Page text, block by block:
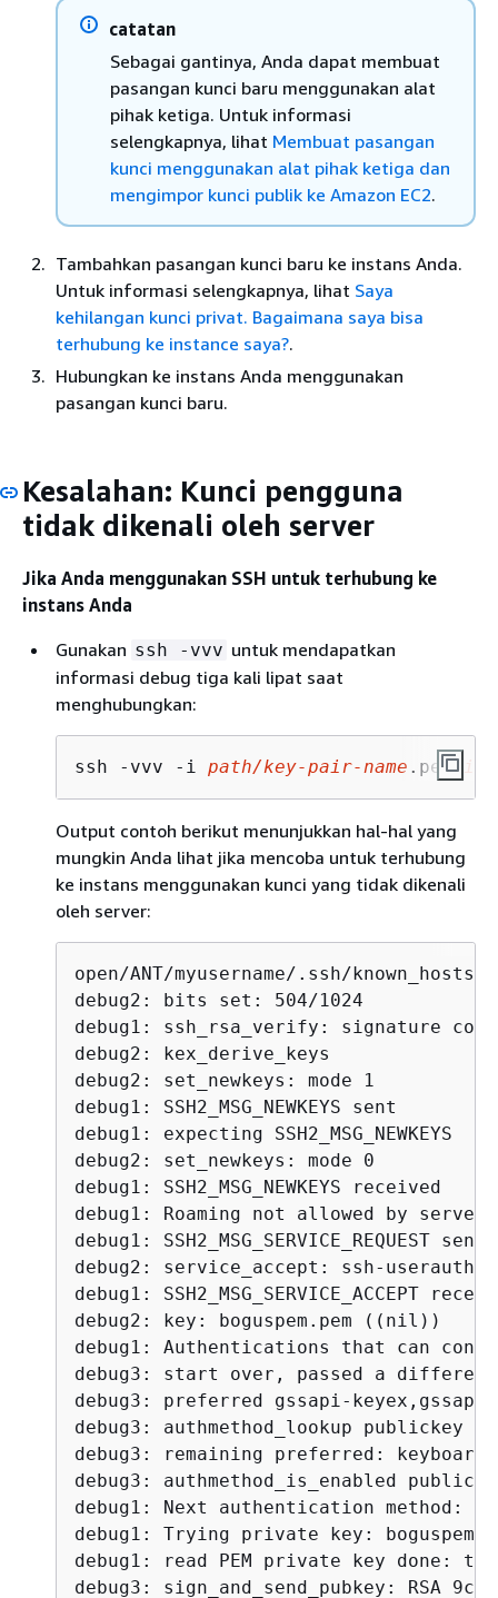
catatan
Sebagai gantinya, Anda dapat membuat
pasangan kunci baru menggunakan alat
pihak ketiga. Untuk informasi
selengkapnya, lihat Membuat pasangan
kunci menggunakan alat pihak ketiga dan
mengimpor kunci publik ke Amazon EC2.
Tambahkan pasangan kunci baru ke instans Anda.
Untuk informasi selengkapnya, lihat Saya
kehilangan kunci privat. Bagaimana saya bisa
terhubung ke instance saya?.
Hubungkan ke instans Anda menggunakan
pasangan kunci baru.
Kesalahan: Kunci pengguna
tidak dikenali oleh server
Jika Anda menggunakan SSH untuk terhubung ke
instans Anda
Gunakan ssh -vvv untuk mendapatkan
informasi debug tiga kali lipat saat
menghubungkan:
ssh -vvv -i path/key-pair-name .pem
Output contoh berikut menunjukkan hal-hal yang
mungkin Anda lihat jika mencoba untuk terhubung
ke instans menggunakan kunci yang tidak dikenali
oleh server:
open/ANT/myusername/.ssh/known_hosts).
debug2: bits set: 504/1024
debug1: ssh_rsa_verify: signature
debug2: kex_derive_keys
debug2: set_newkeys: mode 1
debug1: SSH2_MSG_NEWKEYS sent
debug1: expecting SSH2_MSG_NEWKEYS
debug2: set_newkeys: mode 0
debug1: SSH2_MSG_NEWKEYS received
debug1: Roaming not allowed by server
debug1: SSH2_MSG_SERVICE_REQUEST sent
debug2: service_accept: ssh-userauth
debug1: SSH2_MSG_SERVICE_ACCEPT
debug2: key: boguspem.pem ((nil))
debug1: Authentications that can
debug3: start over, passed a
debug3: preferred gssapi-
debug3: authmethod_lookup publickey
debug3: remaining preferred:
debug3: authmethod_is_enabled
debug1: Next authentication method:
debug1: Trying private key:
debug1: read PEM private key done:
debug3: sign_and_send_pubkey: RSA